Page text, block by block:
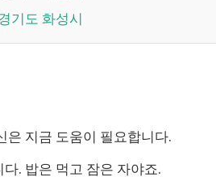
경기도 화성시
은 지금 도움이 필요합니다.
. 밥은 먹고 잠은 자야죠.